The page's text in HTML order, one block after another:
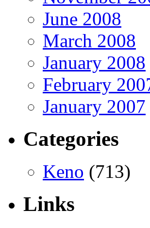
June 2008
March 2008
January 2008
February
January 2007
Categories
Keno (713)
Links